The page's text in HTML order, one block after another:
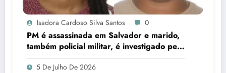
Isadora Cardoso Silva Santos 0
PM é assassinada em Salvador e marido,
também policial militar, é investigado pelo
crime
5 De Julho De 2026